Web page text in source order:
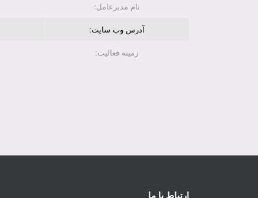
نام مدیرعامل:
آدرس وب سایت:
زمینه فعالیت:
ارتباط با ما